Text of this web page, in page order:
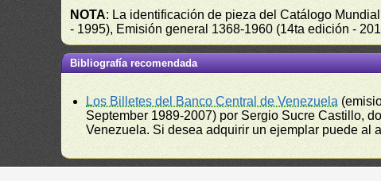
NOTA: La identificación de pieza del Catálogo
- 1995), Emisión general 1368-1960 (14ta edición -
Bibliografía recomendada
Los Billetes del Banco Central de Venezuela
September 1989-2007) por Sergio Sucre Castillo,
Venezuela. Si desea adquirir un ejemplar puede al